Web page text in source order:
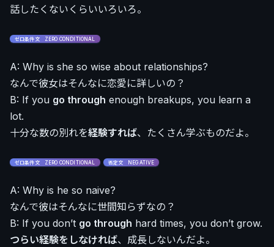
話したくないくらいいろいろ。
ゼロ条件文 ZERO CONDITIONAL
A: Why is she so wise about relationships?
なんで彼女はそんなに恋愛に詳しいの？
B: If you go through enough breakups, you learn a
lot.
十分な数の別れを経験すれば、たくさん学ぶものだよ。
ゼロ条件文 ZERO CONDITIONAL 否定文 NEGATIVE
A: Why is he so naive?
なんで彼はそんなに世間知らずなの？
B: If you don’t go through hard times, you don’t grow.
つらい経験をしなければ、成長しないんだよ。